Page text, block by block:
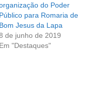
do Poder
Público para Romaria de
Bom Jesus da Lapa
de junho de 2019
Em "Destaques"